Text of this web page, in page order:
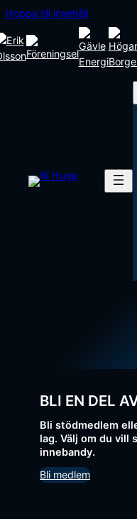
Hoppa till innehållHoppa
till
innehåll
BLI EN DEL
Bli stödmedlem
lag. Välj om du vill
innebandy.
Bli medlem